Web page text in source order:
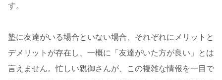
す。
塾に友達がいる場合といない場合、それぞれにメリットと
デメリットが存在し、一概に「友達がいた方が良い」とは
言えません。忙しい親御さんが、この複雑な情報を一目で